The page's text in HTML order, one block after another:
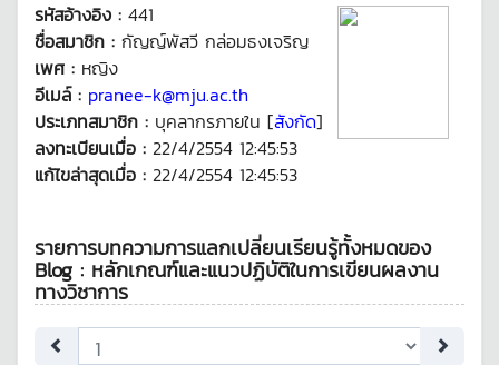
รหัสอ้างอิง : 441
ชื่อสมาชิก : กัญญ์พัสวี กล่อมธงเจริญ
เพศ : หญิง
อีเมล์ : pranee-k@mju.ac.th
ประเภทสมาชิก : บุคลากรภายใน [สังกัด]
ลงทะเบียนเมื่อ : 22/4/2554 12:45:53
แก้ไขล่าสุดเมื่อ : 22/4/2554 12:45:53
รายการบทความการแลกเปลี่ยนเรียนรู้ทั้งหมดของ
Blog : หลักเกณฑ์และแนวปฏิบัติในการเขียนผลงาน
ทางวิชาการ